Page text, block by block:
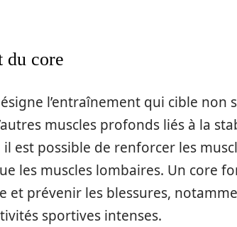
du core
l’entraînement qui cible non
muscles profonds liés à la
il est possible de renforcer les
les muscles lombaires. Un core
et prévenir les blessures,
sportives intenses.